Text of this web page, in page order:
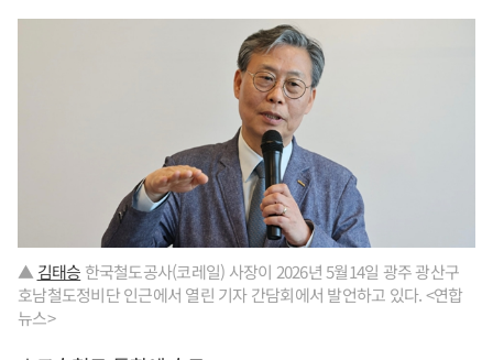
▲ 김태승 한국철도공사(코레일) 사장이 2026년 5월14일 광주 광산구
호남철도정비단 인근에서 열린 기자 간담회에서 발언하고 있다. <연합
뉴스>